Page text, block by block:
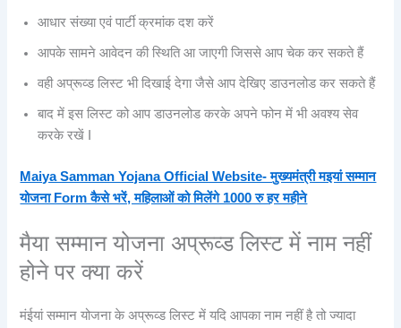
आधार संख्या एवं पार्टी क्रमांक दश करें
आपके सामने आवेदन की स्थिति आ जाएगी जिससे आप चेक कर सकते हैं
वही अप्रूव्ड लिस्ट भी दिखाई देगा जैसे आप देखिए डाउनलोड कर सकते हैं
बाद में इस लिस्ट को आप डाउनलोड करके अपने फोन में भी अवश्य सेव
करके रखें I
Maiya Samman Yojana Official Website- मुख्यमंत्री मइयां सम्मान
योजना Form कैसे भरें, महिलाओं को मिलेंगे 1000 रु हर महीने
मैया सम्मान योजना अप्रूव्ड लिस्ट में नाम नहीं
होने पर क्या करें
मंईयां सम्मान योजना के अप्रूव्ड लिस्ट में यदि आपका नाम नहीं है तो ज्यादा